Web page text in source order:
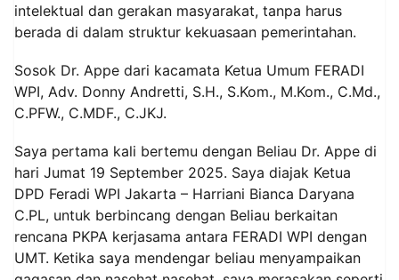
intelektual dan gerakan masyarakat, tanpa harus
berada di dalam struktur kekuasaan pemerintahan.
Sosok Dr. Appe dari kacamata Ketua Umum FERADI
WPI, Adv. Donny Andretti, S.H., S.Kom., M.Kom., C.Md.,
C.PFW., C.MDF., C.JKJ.
Saya pertama kali bertemu dengan Beliau Dr. Appe di
hari Jumat 19 September 2025. Saya diajak Ketua
DPD Feradi WPI Jakarta – Harriani Bianca Daryana
C.PL, untuk berbincang dengan Beliau berkaitan
rencana PKPA kerjasama antara FERADI WPI dengan
UMT. Ketika saya mendengar beliau menyampaikan